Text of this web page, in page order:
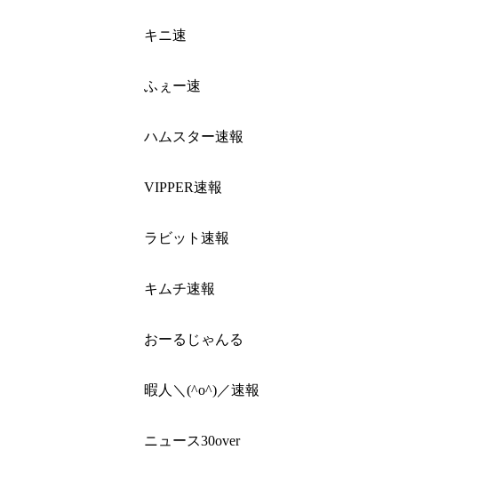
キニ速
ふぇー速
ハムスター速報
VIPPER速報
ラビット速報
キムチ速報
おーるじゃんる
暇人＼(^o^)／速報
ニュース30over